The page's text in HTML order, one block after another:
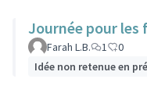
Journée pour les
Farah L.B. 1
0
Idée non retenue en